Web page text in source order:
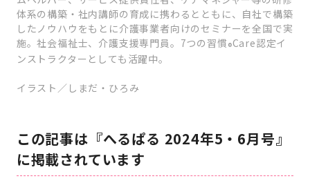
体系の構築・社内講師の育成に携わるとともに、自社で構築
したノウハウをもとに介護事業者向けのセミナーを全国で実
施。社会福祉士、介護支援専門員。7つの習慣®Care認定イ
ンストラクターとしても活躍中。
イラスト／しまだ・ひろみ
この記事は『へるぱる 2024年5・6月号』
に掲載されています